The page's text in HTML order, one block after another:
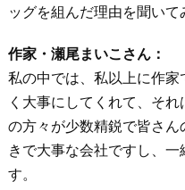
ッグを組んだ理由を聞いて
作家・瀬尾まいこさん：
私の中では、私以上に作
く大事にしてくれて、そ
の方々が少数精鋭で皆さ
きで大事な会社ですし、
す。